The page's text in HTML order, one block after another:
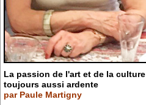
La passion de l'art et de la culture
toujours aussi ardente
par Paule Martigny